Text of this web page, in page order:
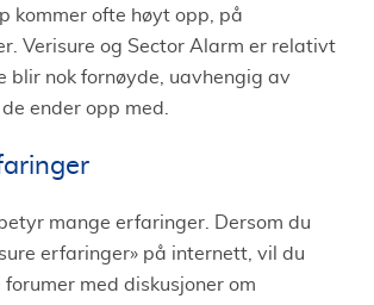
kommer ofte høyt opp, på
Verisure og Sector Alarm er relativt
blir nok fornøyde, uavhengig av
ender opp med.
mange erfaringer. Dersom du
erfaringer» på internett, vil du
med diskusjoner om